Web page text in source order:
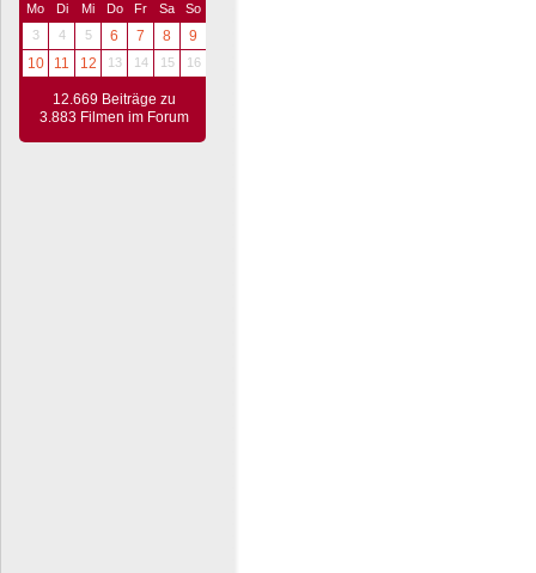
Mo Di Mi Do Fr Sa
So
3
4 5 6 7 8
9
10
11 12 13 14 15 16
12.669 Beiträge zu
3.883 Filmen im Forum